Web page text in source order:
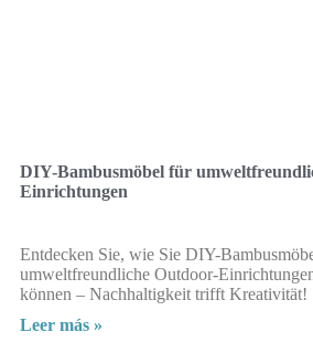
DIY-Bambusmöbel für
Einrichtungen
Entdecken Sie, wie Sie DIY-
umweltfreundliche Outdoor-
können – Nachhaltigkeit trifft Kreativität!
Leer más »